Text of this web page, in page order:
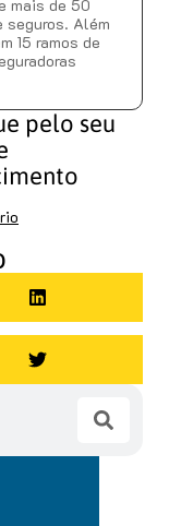
mais de 50
Além
15 ramos de
pelo seu